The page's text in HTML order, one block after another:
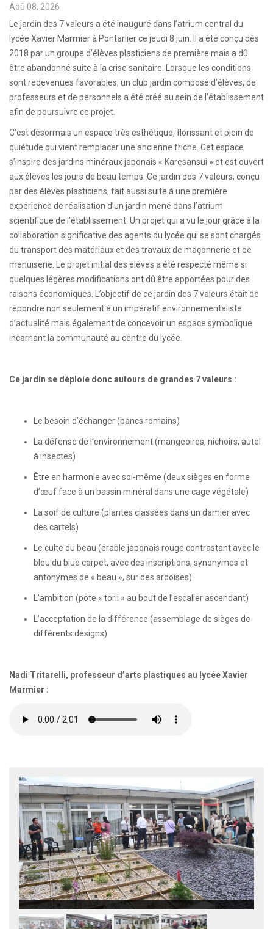
Aoû 08, 2026
Le jardin des 7 valeurs a été inauguré dans l’atrium central du
lycée Xavier Marmier à Pontarlier ce jeudi 8 juin. Il a été conçu dès
2018 par un groupe d’élèves plasticiens de première mais a dû
être abandonné suite à la crise sanitaire. Lorsque les conditions
sont redevenues favorables, un club jardin composé d’élèves, de
professeurs et de personnels a été créé au sein de l’établissement
afin de poursuivre ce projet.
C’est désormais un espace très esthétique, florissant et plein de
quiétude qui vient remplacer une ancienne friche. Cet espace
s’inspire des jardins minéraux japonais « Karesansui » et est ouvert
aux élèves les jours de beau temps. Ce jardin des 7 valeurs, conçu
par des élèves plasticiens, fait aussi suite à une première
expérience de réalisation d’un jardin mené dans l’atrium
scientifique de l’établissement. Un projet qui a vu le jour grâce à la
collaboration significative des agents du lycée qui se sont chargés
du transport des matériaux et des travaux de maçonnerie et de
menuiserie. Le projet initial des élèves a été respecté même si
quelques légères modifications ont dû être apportées pour des
raisons économiques. L’objectif de ce jardin des 7 valeurs était de
répondre non seulement à un impératif environnementaliste
d’actualité mais également de concevoir un espace symbolique
incarnant la communauté au centre du lycée.
Ce jardin se déploie donc autours de grandes 7 valeurs :
Le besoin d’échanger (bancs romains)
La défense de l’environnement (mangeoires, nichoirs, autel
à insectes)
Être en harmonie avec soi-même (deux sièges en forme
d’œuf face à un bassin minéral dans une cage végétale)
La soif de culture (plantes classées dans un damier avec
des cartels)
Le culte du beau (érable japonais rouge contrastant avec le
bleu du blue carpet, avec des inscriptions, synonymes et
antonymes de « beau », sur des ardoises)
L’ambition (pote « torii » au bout de l’escalier ascendant)
L’acceptation de la différence (assemblage de sièges de
différents designs)
Nadi Tritarelli, professeur d’arts plastiques au lycée Xavier
Marmier :